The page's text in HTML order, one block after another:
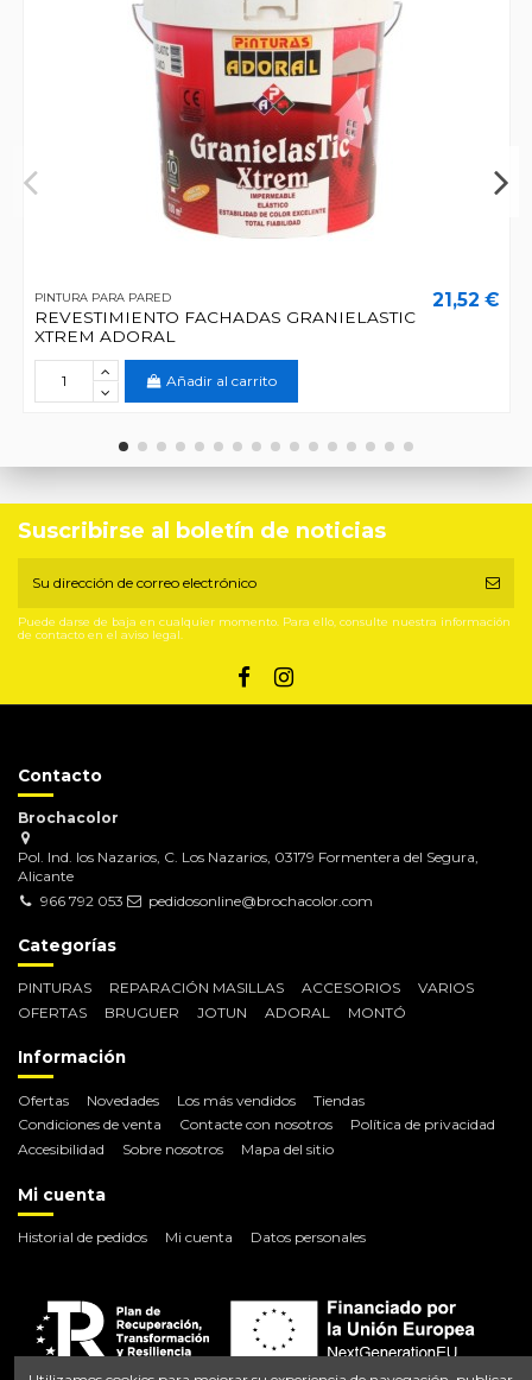
PINTURA PARA PARED
REVESTIMIENTO FACHADAS GRANIELASTIC
XTREM ADORAL
21,52 €
Añadir al carrito
Suscribirse al boletín de noticias
Puede darse de baja en cualquier momento. Para ello, consulte nuestra información
de contacto en el aviso legal.
Contacto
Brochacolor
Pol. Ind. los Nazarios, C. Los Nazarios, 03179 Formentera del Segura,
Alicante
966 792 053
pedidosonline@brochacolor.com
Categorías
PINTURAS REPARACIÓN MASILLAS ACCESORIOS
VARIOS
OFERTAS
BRUGUER JOTUN ADORAL MONTÓ
Información
Ofertas Novedades Los más vendidos
Tiendas
Condiciones de venta
Contacte con nosotros
Política de privacidad
Accesibilidad
Sobre nosotros Mapa del sitio
Mi cuenta
Historial de pedidos Mi cuenta Datos personales